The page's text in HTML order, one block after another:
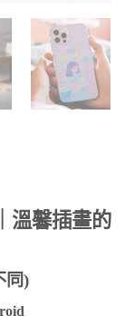
溫馨插畫的
同)